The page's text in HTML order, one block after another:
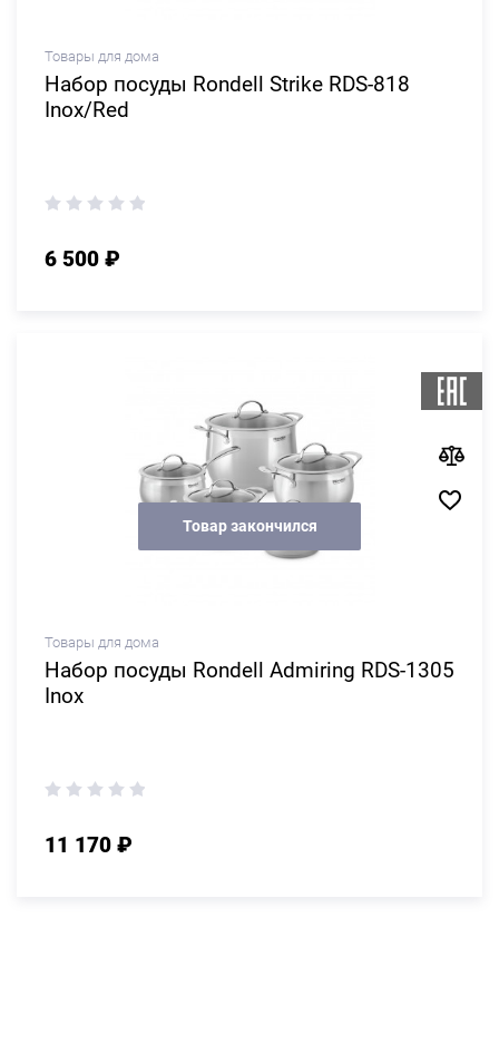
Товары для дома
Набор посуды Rondell Strike RDS-818
Inox/Red
6 500 ₽
Товар закончился
Товары для дома
Набор посуды Rondell Admiring RDS-1305
Inox
11 170 ₽